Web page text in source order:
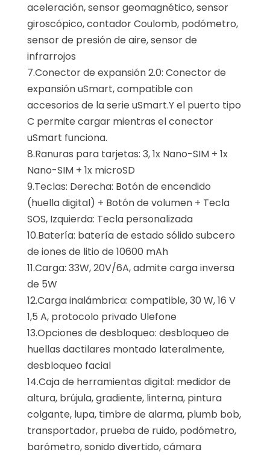
aceleración, sensor geomagnético, sensor
giroscópico, contador Coulomb, podómetro,
sensor de presión de aire, sensor de
infrarrojos
7.Conector de expansión 2.0: Conector de
expansión uSmart, compatible con
accesorios de la serie uSmart.Y el puerto tipo
C permite cargar mientras el conector
uSmart funciona.
8.Ranuras para tarjetas: 3, 1x Nano-SIM + 1x
Nano-SIM + 1x microSD
9.Teclas: Derecha: Botón de encendido
(huella digital) + Botón de volumen + Tecla
SOS, Izquierda: Tecla personalizada
10.Batería: batería de estado sólido subcero
de iones de litio de 10600 mAh
11.Carga: 33W, 20V/6A, admite carga inversa
de 5W
12.Carga inalámbrica: compatible, 30 W, 16 V
1,5 A, protocolo privado Ulefone
13.Opciones de desbloqueo: desbloqueo de
huellas dactilares montado lateralmente,
desbloqueo facial
14.Caja de herramientas digital: medidor de
altura, brújula, gradiente, linterna, pintura
colgante, lupa, timbre de alarma, plumb bob,
transportador, prueba de ruido, podómetro,
barómetro, sonido divertido, cámara